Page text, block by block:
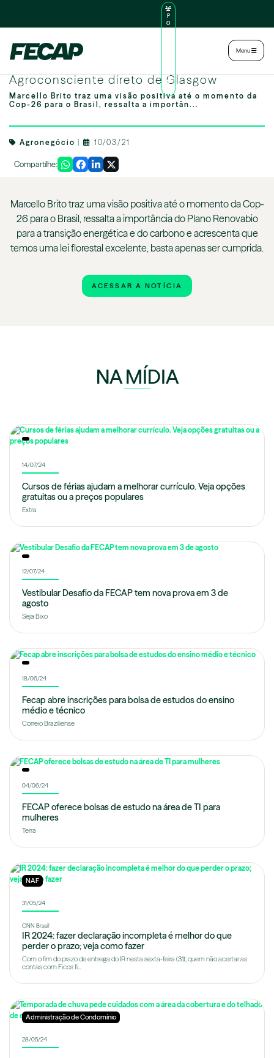
P
O
U
N
Menu
Marcello Brito, presidente da Abag, no
Agroconsciente direto de Glasgow
Marcello Brito traz uma visão positiva até o momento da
Cop-26 para o Brasil, ressalta a importân...
Agronegócio 10/03/21
Compartilhe:
Marcello Brito traz uma visão positiva até o momento da Cop-
26 para o Brasil, ressalta a importância do Plano Renovabio
para a transição energética e do carbono e acrescenta que
temos uma lei florestal excelente, basta apenas ser cumprida.
ACESSAR A NOTÍCIA
NA MÍDIA
14/07/24
Cursos de férias ajudam a melhorar currículo. Veja opções
gratuitas ou a preços populares
Extra
12/07/24
Vestibular Desafio da FECAP tem nova prova em 3 de
agosto
Seja Bixo
18/06/24
Fecap abre inscrições para bolsa de estudos do ensino
médio e técnico
Correio Braziliense
04/06/24
FECAP oferece bolsas de estudo na área de TI para
mulheres
Terra
NAF
31/05/24
CNN Brasil
IR 2024: fazer declaração incompleta é melhor do que
perder o prazo; veja como fazer
Com o fim do prazo de entrega do IR nesta sexta-feira (31); quem não acertar as
contas com Ficos fi...
Administração de Condomínio
28/05/24